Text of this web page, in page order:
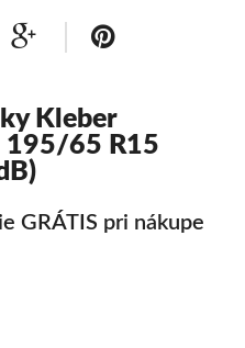
Kleber
195/65 R15
GRÁTIS pri nákupe